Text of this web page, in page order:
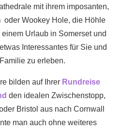
mit ihrem imposanten,
oder Wookey Hole, die Höhle
Urlaub in Somerset und
Interessantes für Sie und
zu erleben.
bilden auf Ihrer Rundreise
den idealen Zwischenstopp,
Bristol aus nach Cornwall
man auch ohne weiteres